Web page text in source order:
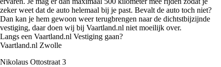
zeker weet dat de auto helemaal bij je past. Bevalt de auto toch niet?
Dan kan je hem gewoon weer terugbrengen naar de dichtstbijzijnde
vestiging, daar doen wij bij Vaartland.nl niet moeilijk over.
Langs een Vaartland.nl Vestiging gaan?
Vaartland.nl Zwolle
Nikolaus Ottostraat 3